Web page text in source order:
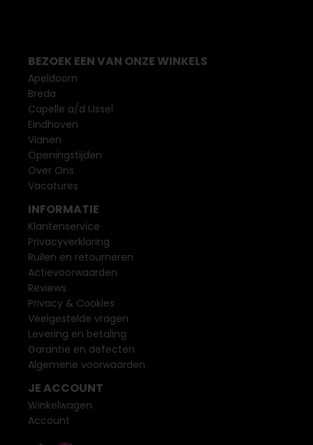
BEZOEK EEN VAN ONZE WINKELS
Apeldoorn
Breda
Capelle a/d IJssel
Eindhoven
Vianen
Openingstijden
Over Ons
Vacatures
INFORMATIE
Klantenservice
Privacyverklaring
Ruilen en retourneren
Actievoorwaarden
Reviews
Privacy & Cookies
Veelgestelde vragen
Levering en betaling
Garantie en defecten
Algemene voorwaarden
JE ACCOUNT
Winkelwagen
Account